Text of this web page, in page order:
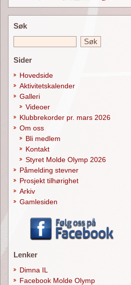
Søk
Sider
Hovedside
Aktivitetskalender
Galleri
Videoer
Klubbrekorder pr. mars 2026
Om oss
Bli medlem
Kontakt
Styret Molde Olymp 2026
Påmelding stevner
Prosjekt tilhørighet
Arkiv
Gamlesiden
Lenker
Dimna IL
Facebook Molde Olymp